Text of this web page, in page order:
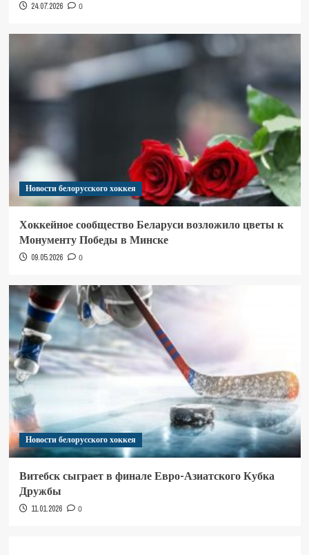
24.07.2026 0
Новости белорусского хоккея
Хоккейное сообщество Беларуси возложило цветы к
Монументу Победы в Минске
09.05.2026 0
Новости белорусского хоккея
Витебск сыграет в финале Евро-Азиатского Кубка
Дружбы
11.01.2026 0